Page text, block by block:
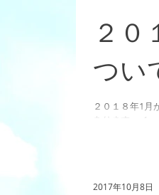
２０
つい
２０１８年1月
あります。 １
2017年10月8日